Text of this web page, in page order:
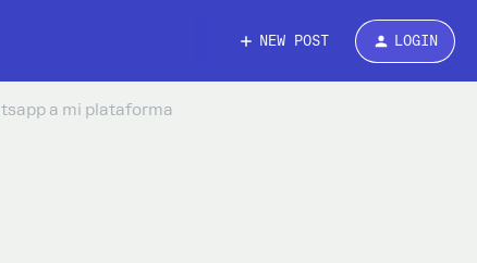
NEW POST LOGIN
a mi plataforma